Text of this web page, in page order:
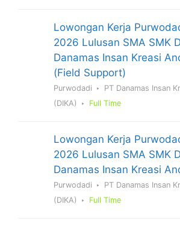
Lowongan Kerja
2026 Lulusan SMA SMK
Danamas Insan Kreasi
(Field Support)
Purwodadi
PT Danamas Insan
(DIKA)
Full Time
Lowongan Kerja
2026 Lulusan SMA SMK
Danamas Insan Kreasi
Purwodadi
PT Danamas Insan
(DIKA)
Full Time